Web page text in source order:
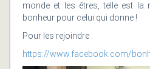
monde et les êtres, telle est la
bonheur pour celui qui donne !
Pour les rejoindre :
https://www.facebook.com/